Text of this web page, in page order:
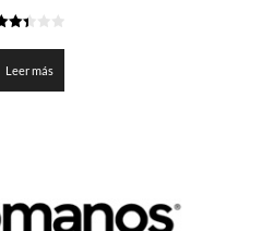
Leer más